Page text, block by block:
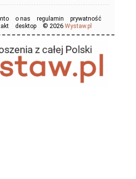
o nas regulamin
prywatność
desktop © 2026 Wystaw.pl